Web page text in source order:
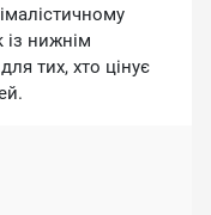
із нижнім
тих, хто цінує